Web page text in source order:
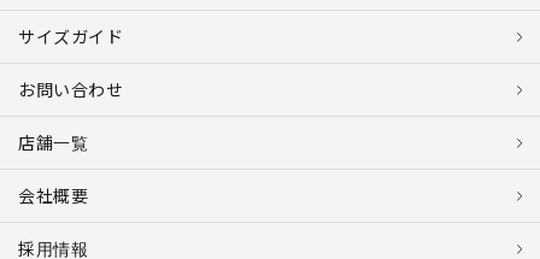
サイズガイド
お問い合わせ
店舗一覧
会社概要
採用情報